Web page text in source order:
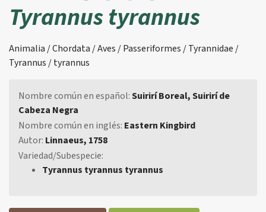
Tyrannus tyrannus
Animalia / Chordata / Aves / Passeriformes / Tyrannidae /
Tyrannus / tyrannus
Nombre común en español:Suirirí Boreal, Suirirí de
Cabeza Negra
Nombre común en inglés: Eastern Kingbird
Autor: Linnaeus, 1758
Variedad/Subespecie:
Tyrannus tyrannus tyrannus